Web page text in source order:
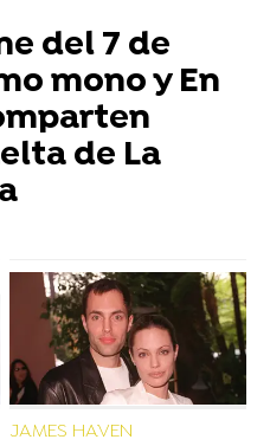
del 7 de
mono y En
de La
JAMES HAVEN